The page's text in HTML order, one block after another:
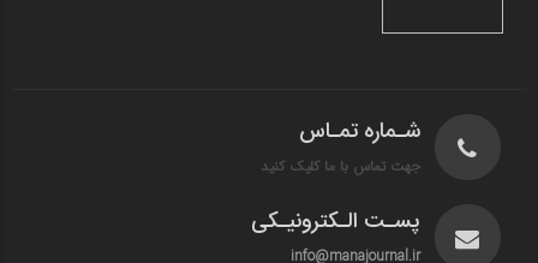
شـماره تمـاس
جهت تماس با ما کلیک کنید
پسـت الـکترونیـکی
info@manajournal.ir